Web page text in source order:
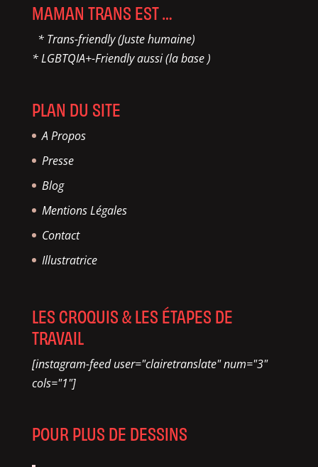
MAMAN TRANS EST …
* Trans-friendly (Juste humaine)
* LGBTQIA+-Friendly aussi (la base )
PLAN DU SITE
A Propos
Presse
Blog
Mentions Légales
Contact
Illustratrice
LES CROQUIS & LES ÉTAPES DE
TRAVAIL
[instagram-feed user="clairetranslate" num="3"
cols="1"]
POUR PLUS DE DESSINS